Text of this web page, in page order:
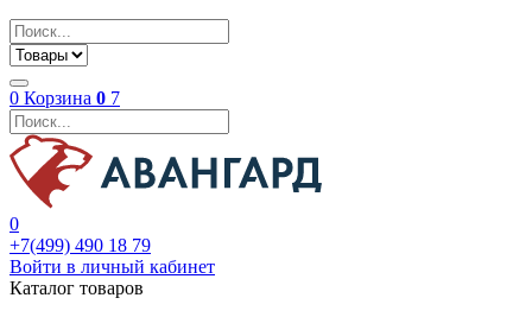
0 Корзина 0 7
0
+7(499) 490 18 79
Войти в личный кабинет
Каталог товаров